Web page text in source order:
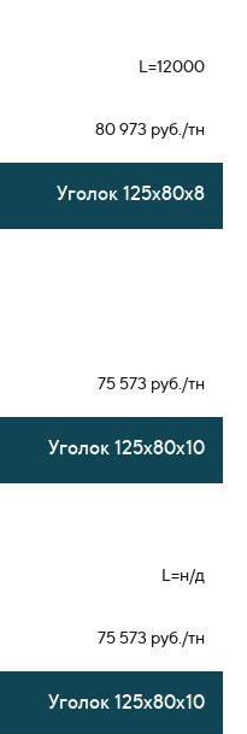
L=12000
80 973 руб./тн
Уголок 125х80х8
75 573 руб./тн
Уголок 125х80х10
L=н/д
75 573 руб./тн
Уголок 125х80х10